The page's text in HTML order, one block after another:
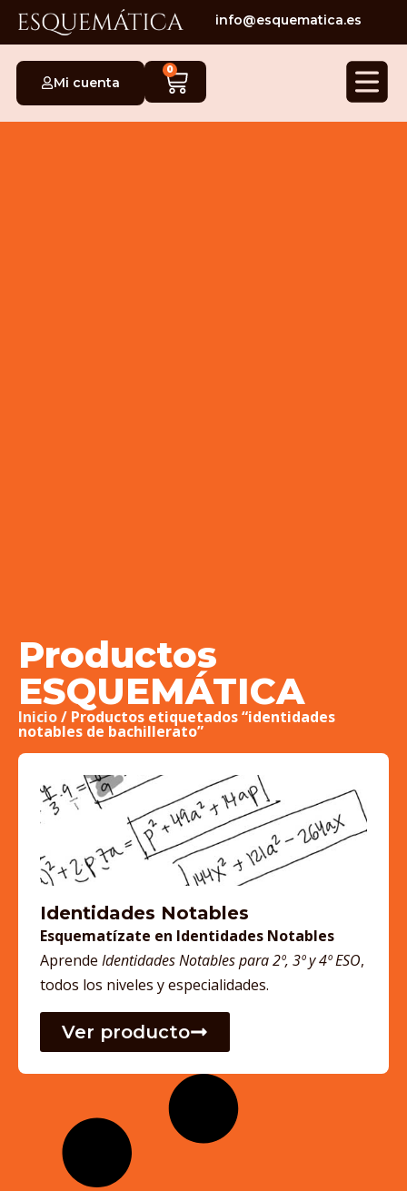
info@esquematica.es
Mi cuenta
0
Productos
ESQUEMÁTICA
Inicio/ Productos etiquetados “identidades
notables de bachillerato”
Identidades Notables
Esquematízate en Identidades Notables
Aprende Identidades Notables para 2º, 3º y 4º ESO,
todos los niveles y especialidades.
Ver producto